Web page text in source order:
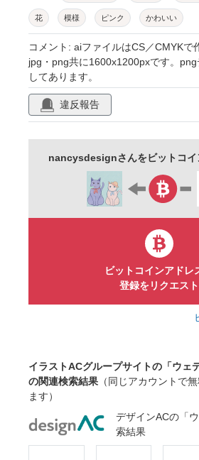
花 模様 ピンク かわいい
エレガント 文字 フォント 招
花柄 結婚 パステルカラー 女
花イラスト
コメント: aiファイルはCS／CMYKで
jpg・png共に1600x1200pxです。
してあります。
違反報告
nancysdesignさんをビットコイ
ビットコインアドレ
登録をリクエスト
イラストACグループサイトの「ウェ
の関連検索結果 （同じアカウントで
ます）
デザインACの「
索結果